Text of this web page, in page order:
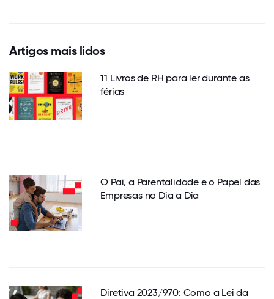
Artigos mais lidos
11 Livros de RH para ler durante as
férias
O Pai, a Parentalidade e o Papel das
Empresas no Dia a Dia
Diretiva 2023/970: Como a Lei da